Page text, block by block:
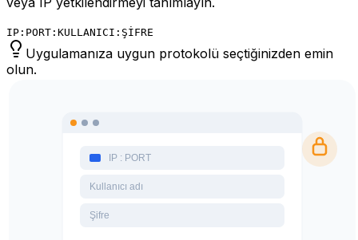
IP:PORT:KULLANICI:ŞİFRE
Uygulamanıza uygun protokolü seçtiğinizden emin
olun.